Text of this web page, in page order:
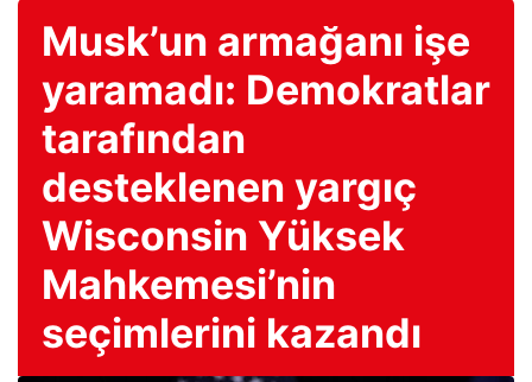
Musk’un armağanı işe
yaramadı: Demokratlar
tarafından
desteklenen yargıç
Wisconsin Yüksek
Mahkemesi’nin
seçimlerini kazandı